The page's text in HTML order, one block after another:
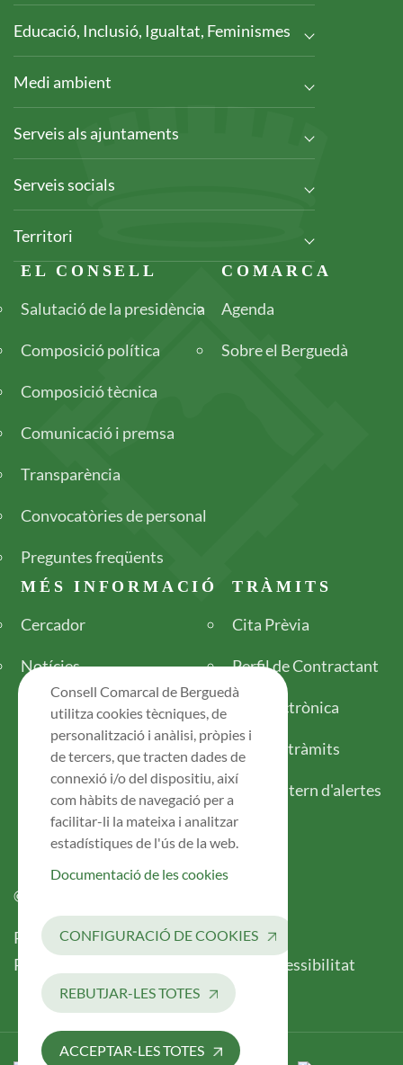
Educació, Inclusió, Igualtat, Feminismes
Medi ambient
Serveis als ajuntaments
Serveis socials
Territori
Footer
EL CONSELL
Salutació de la presidència
Composició política
Composició tècnica
Comunicació i premsa
Transparència
Convocatòries de personal
Preguntes freqüents
COMARCA
Agenda
Sobre el Berguedà
MÉS INFORMACIÓ
Cercador
Notícies
TRÀMITS
Cita Prèvia
Perfil de Contractant
Seu electrònica
Tots els tràmits
Canal intern d'alertes
© 2026 Consell Comarcal del Berguedà
Legal
Política de PrivacitatAvís Legal
Registre d’Activitats de Tractament
Accessibilitat
Consell Comarcal de Berguedà
utilitza cookies tècniques, de
personalització i anàlisi, pròpies i
de tercers, que tracten dades de
connexió i/o del dispositiu, així
com hàbits de navegació per a
facilitar-li la mateixa i analitzar
estadístiques de l'ús de la web.
Documentació de les cookies
CONFIGURACIÓ DE COOKIES
REBUTJAR-LES TOTES
ACCEPTAR-LES TOTES